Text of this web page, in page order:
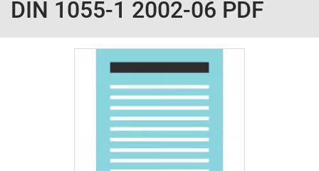
DIN 1055-1 2002-06 PDF